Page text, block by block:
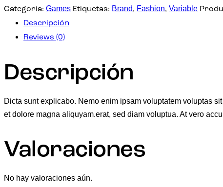
Categoría: Games Etiquetas: Brand, Fashion, Variable
Descripción
Reviews (0)
Descripción
Dicta sunt explicabo. Nemo enim ipsam voluptatem voluptas
et dolore magna aliquyam.erat, sed diam voluptua. At vero
Valoraciones
No hay valoraciones aún.